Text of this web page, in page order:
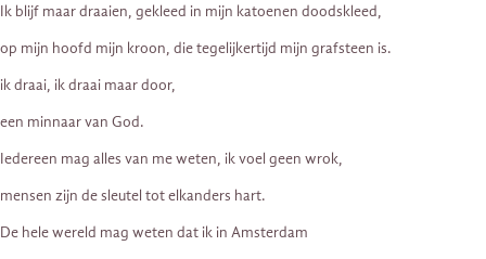
Ik blijf maar draaien, gekleed in mijn katoenen doodskleed,
op mijn hoofd mijn kroon, die tegelijkertijd mijn grafsteen is.
ik draai, ik draai maar door,
een minnaar van God.
Iedereen mag alles van me weten, ik voel geen wrok,
mensen zijn de sleutel tot elkanders hart.
De hele wereld mag weten dat ik in Amsterdam